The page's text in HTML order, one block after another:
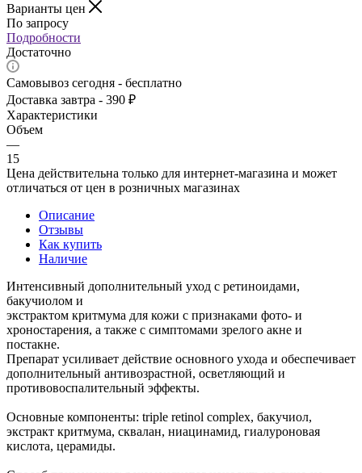
Варианты цен
По запросу
Подробности
Достаточно
Самовывоз сегодня - бесплатно
Доставка завтра - 390 ₽
Характеристики
Объем
—
15
Цена действительна только для интернет-магазина и может
отличаться от цен в розничных магазинах
Описание
Отзывы
Как купить
Наличие
Интенсивный дополнительный уход с ретиноидами,
бакучиолом и
экстрактом критмума для кожи с признаками фото- и
хроностарения, а также с симптомами зрелого акне и
постакне.
Препарат усиливает действие основного ухода и обеспечивает
дополнительный антивозрастной, осветляющий и
противовоспалительный эффекты.
Основные компоненты: triple retinol complex, бакучиол,
экстракт критмума, сквалан, ниацинамид, гиалуроновая
кислота, церамиды.